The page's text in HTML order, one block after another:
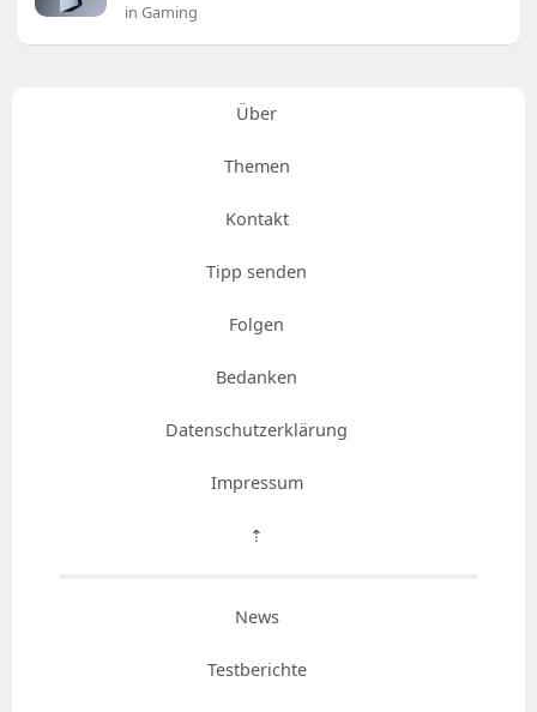
in Gaming
Über
Themen
Kontakt
Tipp senden
Folgen
Bedanken
Datenschutzerklärung
Impressum
⇡
News
Testberichte